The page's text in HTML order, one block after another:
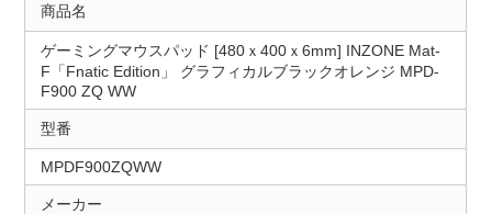
商品名
ゲーミングマウスパッド [480ｘ400ｘ6mm] INZONE Mat-
F「Fnatic Edition」 グラフィカルブラックオレンジ MPD-
F900 ZQ WW
型番
MPDF900ZQWW
メーカー